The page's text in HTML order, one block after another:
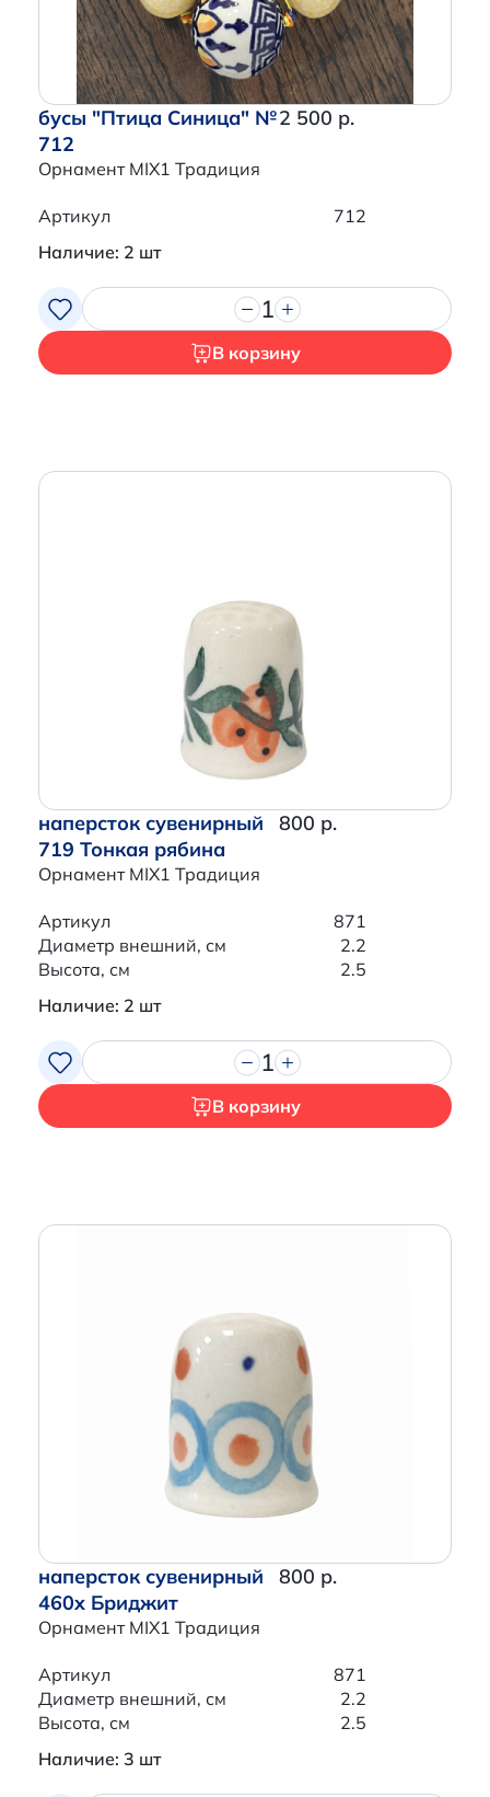
бусы "Птица Синица" №
712
Орнамент MIX1 Традиция
2 500 р.
Артикул
712
Наличие: 2 шт
1
В корзину
наперсток сувенирный
719 Тонкая рябина
Орнамент MIX1 Традиция
800 р.
Артикул
871
Диаметр внешний, см
2.2
Высота, см
2.5
Наличие: 2 шт
1
В корзину
наперсток сувенирный
460x Бриджит
Орнамент MIX1 Традиция
800 р.
Артикул
871
Диаметр внешний, см
2.2
Высота, см
2.5
Наличие: 3 шт